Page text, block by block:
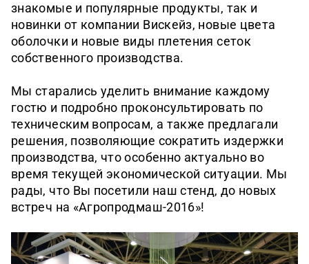
знакомые и популярные продукты, так и
новинки от компании Вискейз, новые цвета
оболочки и новые виды плетения сеток
собственного производства.
Мы старались уделить внимание каждому
гостю и подробно проконсультировать по
техническим вопросам, а также предлагали
решения, позволяющие сократить издержки
производства, что особенно актуально во
время текущей экономической ситуации. Мы
рады, что Вы посетили наш стенд, до новых
встреч на «Агропродмаш-2016»!